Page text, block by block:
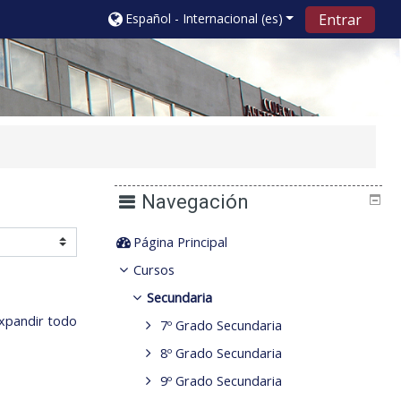
Español - Internacional ‎(es)‎ Entrar
todo
Navegación
Página Principal
Cursos
Secundaria
7º Grado Secundaria
8º Grado Secundaria
9º Grado Secundaria